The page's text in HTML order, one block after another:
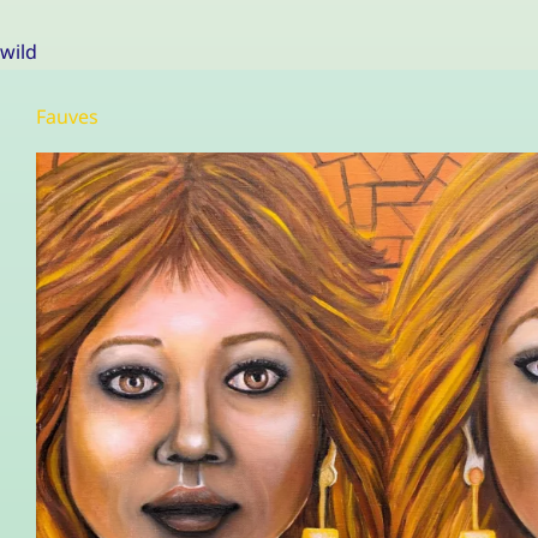
wild
Fauves